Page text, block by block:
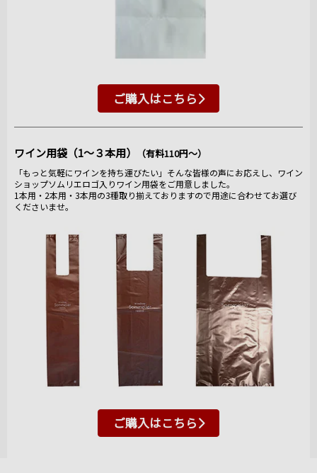
ご購入はこちら
ワイン用袋（1～３本用） （有料110円～）
「もっと気軽にワインを持ち運びたい」そんな皆様の声にお応えし、ワイン
ショップソムリエロゴ入りワイン用袋をご用意しました。
1本用・2本用・3本用の3種取り揃えておりますので用途に合わせてお選び
くださいませ。
ご購入はこちら